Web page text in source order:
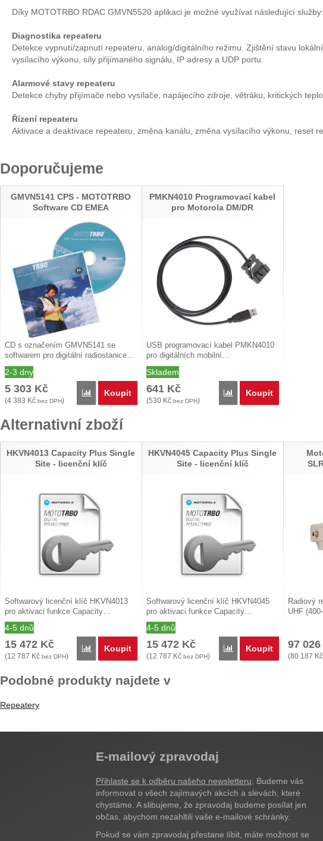
Díky MOTOTRBO RDAC GMVN5520 aplikaci je možné využívat následující služby:
Diagnostika repeateru
Detekce vypnutí/zapnutí repeateru, analog/digitálního režimu. Zjištění stavu
vysílacího výkonu, síly přijímaného signálu, IP adresy a UDP portu.
Alarmové stavy repeateru
Detekce chyby přijímače nebo vysílače, napájecího zdroje, větráku, kritických
Řízení repeateru
Aktivace a deaktivace repeateru, změna kanálu, změna vysílacího výkonu, reset
Doporučujeme
GMVN5141 CPS - MOTOTRBO
Software CD EMEA
CD s označením GMVN5141 se
softwarem pro digitální radiostanice…
2-3 dny
5 303 Kč
(4 383 Kč bez DPH)
Porovnat
Koupit
PMKN4010 Programovací kabel
pro Motorola DM/DR
USB programovací kabel PMKN4010
pro digitálních mobilní…
Skladem
641 Kč
(530 Kč bez DPH)
Porovnat
Koupit
Alternativní zboží
HKVN4013 Capacity Plus Single
Site - licenční klíč
Softwarový licenční klíč HKVN4013
pro aktivaci funkce Capacity…
4-5 dnů
15 472 Kč
(12 787 Kč bez DPH)
Porovnat
Koupit
HKVN4045 Capacity Plus Single
Site - licenční klíč
Softwarový licenční klíč HKVN4045
pro aktivaci funkce Capacity…
4-5 dnů
15 472 Kč
(12 787 Kč bez DPH)
Porovnat
Koupit
Radiový
UHF
97 026
(80 187 Kč
Podobné produkty najdete v
Repeatery
E-mailový zpravodaj
Přihlaste se k odběru našeho newsletteru . Budeme vás
informovat o všech zajímavých akcích a slevách, které
chystáme. A slibujeme, že zpravodaj budeme posílat jen
občas, abychom nezahltili vaše e-mailové schránky.
Pokud se vám zpravodaj přestane líbit, máte možnost se